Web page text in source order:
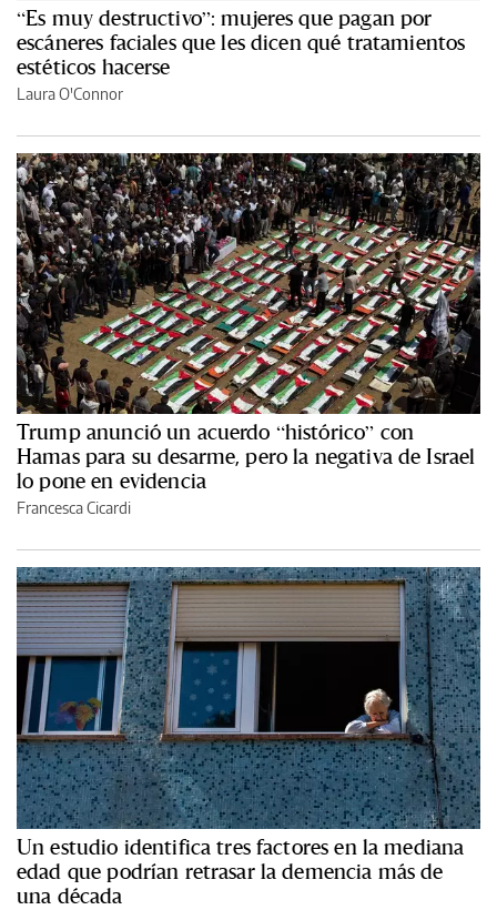
“Es muy destructivo”: mujeres que pagan por
escáneres faciales que les dicen qué tratamientos
estéticos hacerse
Laura O'Connor
Trump anunció un acuerdo “histórico” con
Hamas para su desarme, pero la negativa de Israel
lo pone en evidencia
Francesca Cicardi
Un estudio identifica tres factores en la mediana
edad que podrían retrasar la demencia más de
una década